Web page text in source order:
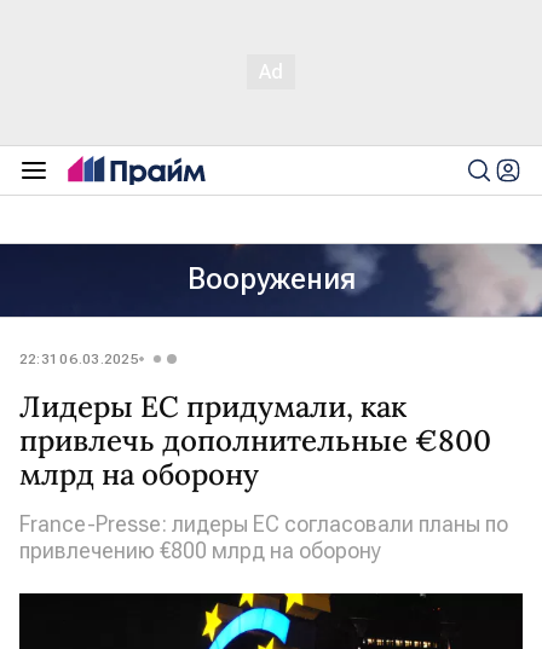
Вооружения
22:31 06.03.2025
Лидеры ЕС придумали, как
привлечь дополнительные €800
млрд на оборону
France-Presse: лидеры ЕС согласовали планы по
привлечению €800 млрд на оборону